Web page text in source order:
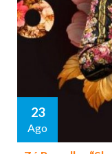
23
Ago